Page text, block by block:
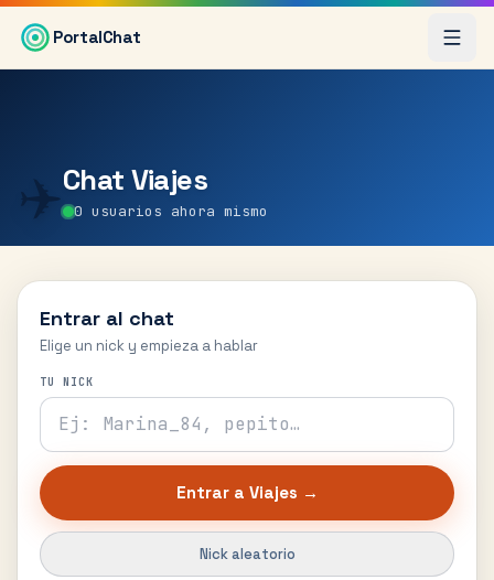
Saltar al contenido principal
PortalChat
✈️Chat Viajes
0 usuarios ahora mismo
Entrar al chat
Elige un nick y empieza a hablar
TU NICK
Entrar a Viajes →
Nick aleatorio